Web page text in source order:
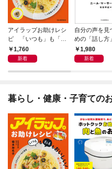
アイラップお助けレシ
ピ 「いつも」も「も
しも」もおいしい！
1,760
新着
自分の声を見
めの「話し方
室 Ｏｒａｃ
シー）
1,980
新着
暮らし・健康・子育ての